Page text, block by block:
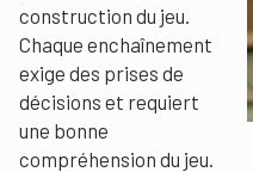
construction du jeu.
Chaque enchaînement
exige des prises de
décisions et requiert
une bonne
compréhension du jeu.